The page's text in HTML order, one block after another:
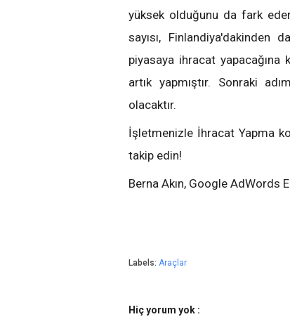
yüksek olduğunu da fark
sayısı,
piyasaya ihracat yapacağına
artık yapmıştır. Sonraki
olacaktır.
İşletmenizle İhracat Yapma
takip edin!
Berna Akın, Google AdWords
Labels: Araçlar
Hiç yorum yok :